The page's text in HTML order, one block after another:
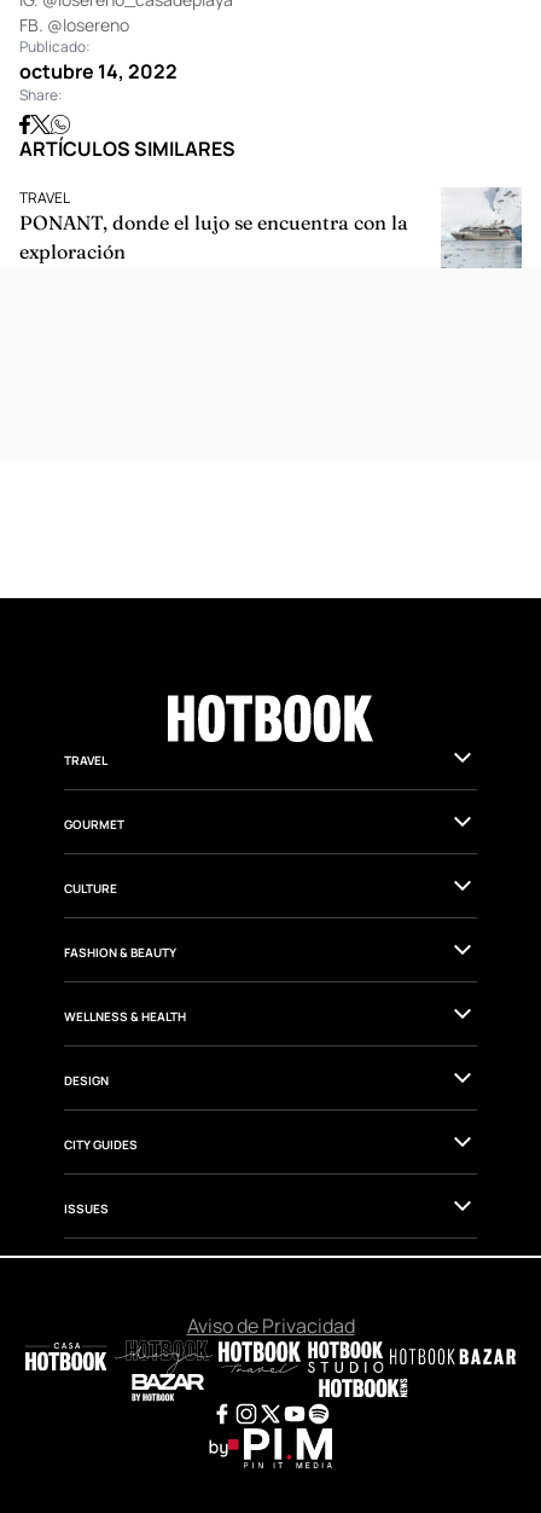
FB. @losereno
Publicado:
octubre 14, 2022
Share:
ARTÍCULOS SIMILARES
TRAVEL
PONANT, donde el lujo se encuentra con la
exploración
TRAVEL
GOURMET
CULTURE
FASHION & BEAUTY
WELLNESS & HEALTH
DESIGN
CITY GUIDES
ISSUES
Aviso de Privacidad